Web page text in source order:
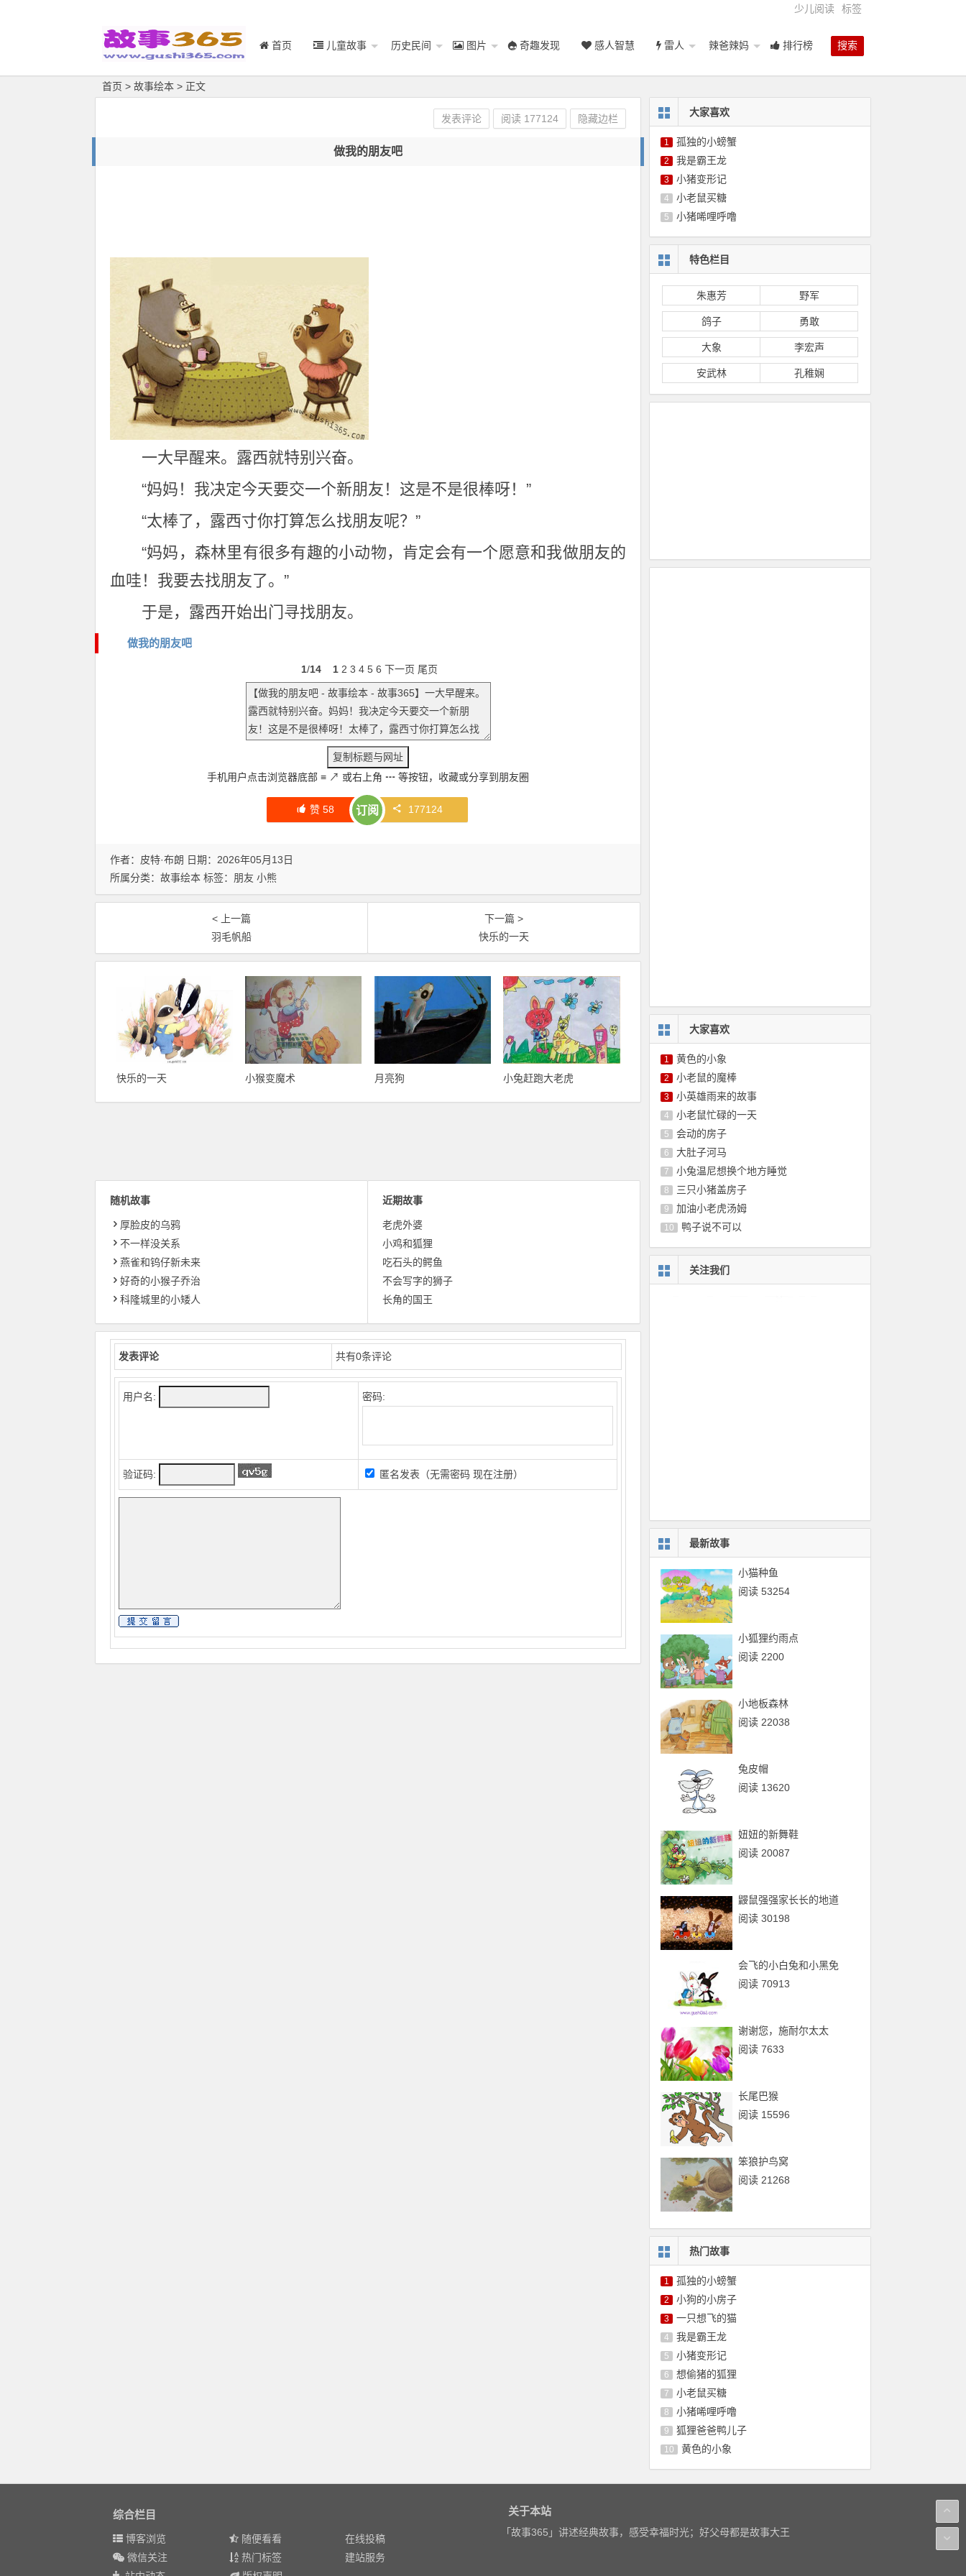
少儿阅读 标签
搜索
首页 儿童故事 历史民间 图片 奇趣发现 感人智慧 雷人 辣爸辣妈 排行榜
首页 > 故事绘本 > 正文
做我的朋友吧
一大早醒来。露西就特别兴奋。
“妈妈！我决定今天要交一个新朋友！这是不是很棒呀！”
“太棒了，露西寸你打算怎么找朋友呢？”
“妈妈，森林里有很多有趣的小动物，肯定会有一个愿意和我做朋友的
血哇！我要去找朋友了。”
于是，露西开始出门寻找朋友。
做我的朋友吧
1/14 1 2 3 4 5 6 下一页 尾页
手机用户点击浏览器底部 ≡ ↗ 或右上角 ┅等按钮，收藏或分享到朋友圈
赞 58 订阅 177124
发表评论 阅读 177124 隐藏边栏
作者：皮特·布朗 日期：2026年05月13日
所属分类： 故事绘本 标签： 朋友 小熊
< 上一篇
羽毛帆船
下一篇 >
快乐的一天
快乐的一天 小猴变魔术 月亮狗 小兔赶跑大老虎
随机故事
厚脸皮的乌鸦
不一样没关系
燕雀和钨仔新未来
好奇的小猴子乔治
科隆城里的小矮人
近期故事
老虎外婆
小鸡和狐狸
吃石头的鳄鱼
不会写字的狮子
长角的国王
发表评论 共有0条评论
用户名: 密码:
验证码: 匿名发表（无需密码 现在注册）
大家喜欢
1 孤独的小螃蟹
2 我是霸王龙
3 小猪变形记
4 小老鼠买糖
5 小猪唏哩呼噜
特色栏目
朱惠芳 野军
鸽子 勇敢
大象 李宏声
安武林 孔稚娴
大家喜欢
1 黄色的小象
2 小老鼠的魔棒
3 小英雄雨来的故事
4 小老鼠忙碌的一天
5 会动的房子
6 大肚子河马
7 小兔温尼想换个地方睡觉
8 三只小猪盖房子
9 加油小老虎汤姆
10 鸭子说不可以
关注我们
最新故事
小猫种鱼
阅读 53254
小狐狸约雨点
阅读 2200
小地板森林
阅读 22038
兔皮帽
阅读 13620
妞妞的新舞鞋
阅读 20087
鼹鼠强强家长长的地道
阅读 30198
会飞的小白兔和小黑免
阅读 70913
谢谢您，施耐尔太太
阅读 7633
长尾巴猴
阅读 15596
笨狼护鸟窝
阅读 21268
热门故事
1 孤独的小螃蟹
2 小狗的小房子
3 一只想飞的猫
4 我是霸王龙
5 小猪变形记
6 想偷猪的狐狸
7 小老鼠买糖
8 小猪唏哩呼噜
9 狐狸爸爸鸭儿子
10 黄色的小象
综合栏目
博客浏览 随便看看
在线投稿
微信关注
热门标签
建站服务
关于本站
「故事365」讲述经典故事，感受幸福时光；好父母都是故事大王